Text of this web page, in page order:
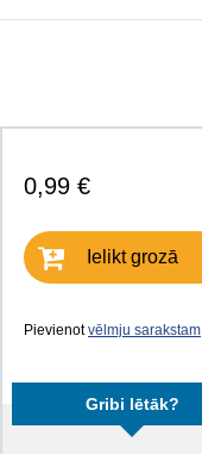
0,99 €
Ielikt grozā
Pievienotvēlmju sarakstam
Gribi lētāk?